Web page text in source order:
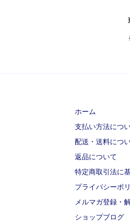
ホーム
支払い方法につ
配送・送料につ
返品について
特定商取引法に
プライバシーポ
メルマガ登録・
ショップブログ